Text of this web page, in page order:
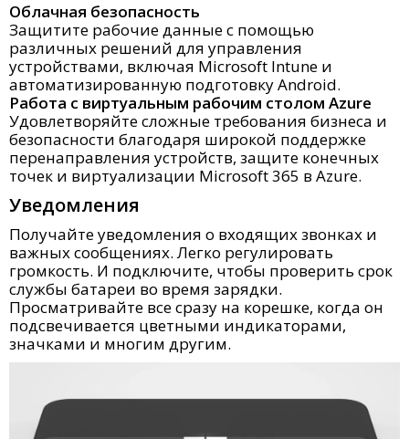
Облачная безопасность
Защитите рабочие данные с помощью
различных решений для управления
устройствами, включая Microsoft Intune и
автоматизированную подготовку Android.
Работа с виртуальным рабочим столом Azure
Удовлетворяйте сложные требования бизнеса и
безопасности благодаря широкой поддержке
перенаправления устройств, защите конечных
точек и виртуализации Microsoft 365 в Azure.
Уведомления
Получайте уведомления о входящих звонках и
важных сообщениях. Легко регулировать
громкость. И подключите, чтобы проверить срок
службы батареи во время зарядки.
Просматривайте все сразу на корешке, когда он
подсвечивается цветными индикаторами,
значками и многим другим.